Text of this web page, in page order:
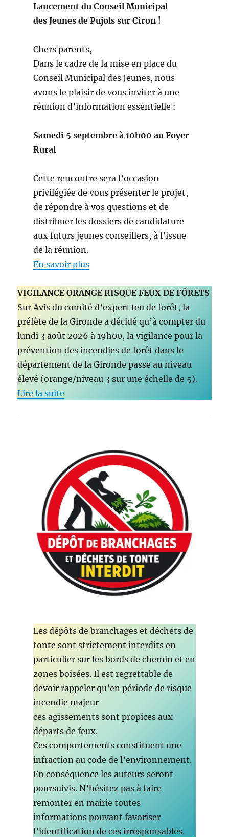
Lancement du Conseil Municipal
des Jeunes de Pujols sur Ciron !
Chers parents,
Dans le cadre de la mise en place du
Conseil Municipal des Jeunes, nous
avons le plaisir de vous inviter à une
réunion d’information essentielle :
Samedi 5 septembre à 10h00 au Foyer
Rural
Cette rencontre sera l’occasion
privilégiée de vous présenter le projet,
de répondre à vos questions et de
distribuer les dossiers de candidature
aux futurs jeunes conseillers, à l’issue
de la réunion.
En savoir plus
VIGILANCE ORANGE RISQUE FEUX DE FÔRETS
Sur Avis du comité d’expert feu de forêt, la
préfète de la Gironde a décidé qu’à compter du
lundi 3 août 2026 à 19h00, la vigilance pour la
prévention des incendies de forêt dans le
département de la Gironde passe au niveau
élevé (orange/niveau 3 sur une échelle de 5).
Lire la suite
Les dépôts de branchages et déchets de
tonte sont strictement interdits en
particulier sur les bords de chemin et en
zones boisées. Il est regrettable de
devoir rappeler qu’en période de risque
incendie majeur
ces agissements sont propices aux
départs de feux.
Ces comportements constituent une
infraction au code de l’environnement.
En conséquence les auteurs seront
poursuivis. N’hésitez pas à faire
remonter en mairie toutes
informations pouvant favoriser
l’identification de ces irresponsables.